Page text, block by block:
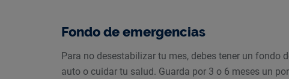
Fondo de emergencias
Para no desestabilizar tu mes, debes tener un fondo
auto o cuidar tu salud. Guarda por 3 o 6 meses un